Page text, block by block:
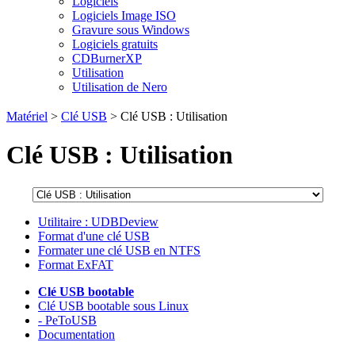
Logiciels Image ISO
Gravure sous Windows
Logiciels gratuits
CDBurnerXP
Utilisation
Utilisation de Nero
Matériel > Clé USB > Clé USB : Utilisation
Clé USB : Utilisation
Utilitaire : UDBDeview
Format d'une clé USB
Formater une clé USB en NTFS
Format ExFAT
Clé USB bootable
Clé USB bootable sous Linux
- PeToUSB
Documentation